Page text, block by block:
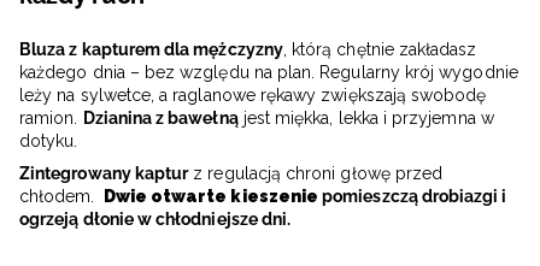
Bluza z kapturem dla mężczyzny, którą chętnie zakładasz
każdego dnia – bez względu na plan. Regularny krój wygodnie
leży na sylwetce, a raglanowe rękawy zwiększają swobodę
ramion. Dzianina z bawełnąjest miękka, lekka i przyjemna w
dotyku.
Zintegrowany kapturz regulacją chroni głowę przed
chłodem.
Dwie otwarte kieszenie pomieszczą drobiazgi i
ogrzeją dłonie w chłodniejsze dni.